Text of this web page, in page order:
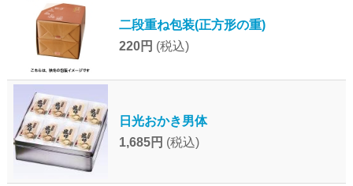
二段重ね包装(正方形の重)
220円 (税込)
日光おかき男体
1,685円 (税込)